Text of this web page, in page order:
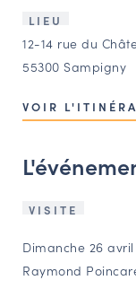
BOURSE
CARTES
LIEU
12-14 rue du
55300 Sampigny
VOIR
VISITE
Dimanche 26
Raymond